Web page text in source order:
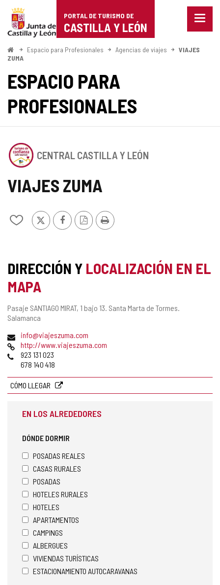
Portal
de
Turismo
de
Castilla
León
PORTAL DE TURISMO DE
CASTILLA Y LEÓN
Menu
InicioEspacio para Profesionales Agencias de viajes
VIAJES
ZUMA
ESPACIO PARA
PROFESIONALES
VIAJES ZUMA
Añadir/quitar
X FacebookVersión
PDF
Imprimir
CENTRAL CASTILLA Y LEÓN
TURISMO
DE
establecimiento
el
CONFIANZA
TURÍSTICA
LEÓN
DIRECCIÓN Y LOCALIZACIÓN EN EL
MAPA
Dirección
postal
Pasaje SANTIAGO MIRAT, 1 bajo 13. Santa Marta de Tormes.
Salamanca
Dirección
de
correo
electrónico
info@viajeszuma.com
Página
Web
http://www.viajeszuma.com
Teléfonos
923 131 023
678 140 418
CÓMO LLEGAR
EN LOS ALREDEDORES
DÓNDE DORMIR
POSADAS REALES
CASAS RURALES
POSADAS
HOTELES RURALES
HOTELES
APARTAMENTOS
CAMPINGS
ALBERGUES
VIVIENDAS TURÍSTICAS
ESTACIONAMIENTO AUTOCARAVANAS